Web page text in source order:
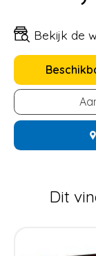
Bekijk de
Dit